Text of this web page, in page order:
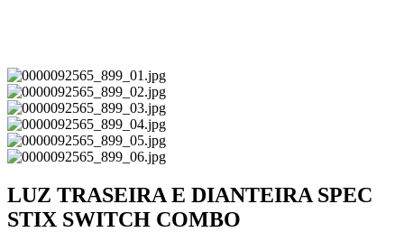
LUZ TRASEIRA E DIANTEIRA SPEC
STIX SWITCH COMBO